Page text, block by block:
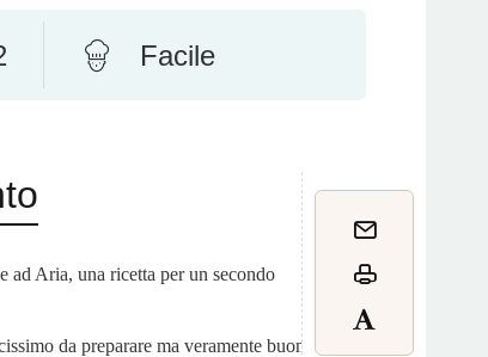
Facile
ad Aria, una ricetta per un secondo
da preparare ma veramente buono